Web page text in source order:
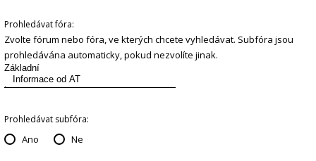
Prohledávat fóra:
Zvolte fórum nebo fóra, ve kterých chcete vyhledávat. Subfóra jsou
prohledávána automaticky, pokud nezvolíte jinak.
Prohledávat subfóra:
Ano Ne